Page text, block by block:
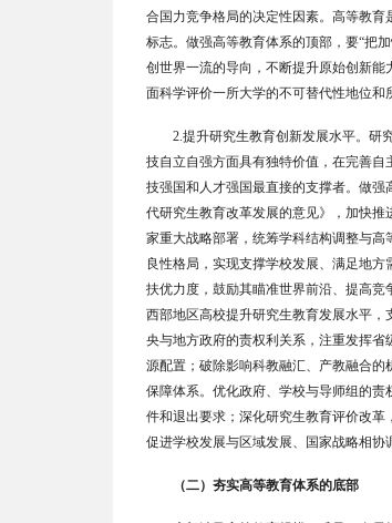
合国力竞争格局的决定性因素。高等教育
标志。做强高等教育体系的顶部，要“把
创世界一流的导向，不断提升原始创新
面科学评价一所大学的不可替代性地位
2.提升研究生教育创新发展水平。研
技自立自强方面具有独特价值，在完善
技强国和人才强国最直接的支撑者。做
代研究生教育改革发展的意见》，加快
家重大战略部署，统筹学科结构调整与
良性格局，实现支撑学校发展、满足地
扶优力度，鼓励其瞄准世界前沿、提高
西部地区高校提升研究生教育发展水平
央与地方政府的责权利关系，注重发挥
源配置；破除影响科教融汇、产教融合
保障体系。优化政府、学校与导师组的
件和退出要求；深化研究生教育评价改革
促进学校发展与区域发展、国家战略相协
（二）夯实高等教育体系的底部